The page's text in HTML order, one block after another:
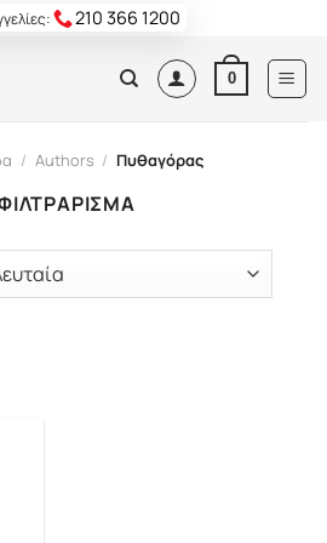
210 366 1200
0
/ Authors / Πυθαγόρας